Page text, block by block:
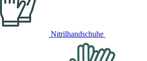
Nitrilhandschuhe